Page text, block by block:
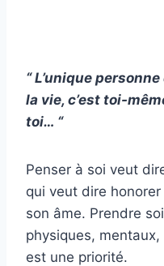
“ L’unique
la vie, c’est toi-
toi… “
Penser à soi veut
qui veut dire
son âme. Prendre
physiques,
est une priorité.